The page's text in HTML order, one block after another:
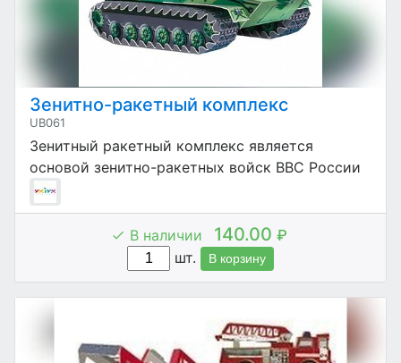
Зенитно-ракетный комплекс
UB061
Зенитный ракетный комплекс является
основой зенитно-ракетных войск ВВС России
В наличии 140.00 ₽
шт.
В корзину